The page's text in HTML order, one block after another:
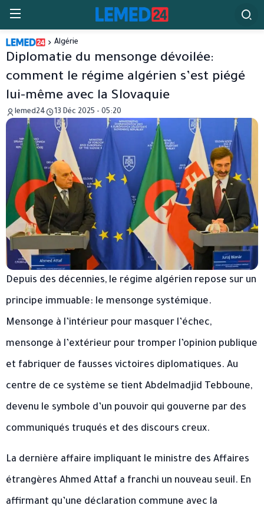
Algérie
Diplomatie du mensonge dévoilée:
comment le régime algérien s’est piégé
lui-même avec la Slovaquie
lemed24 13 Déc 2025 - 05:20
Depuis des décennies, le régime algérien repose sur un
principe immuable: le mensonge systémique.
Mensonge à l’intérieur pour masquer l’échec,
mensonge à l’extérieur pour tromper l’opinion publique
et fabriquer de fausses victoires diplomatiques. Au
centre de ce système se tient Abdelmadjid Tebboune,
devenu le symbole d’un pouvoir qui gouverne par des
communiqués truqués et des discours creux.
La dernière affaire impliquant le ministre des Affaires
étrangères Ahmed Attaf a franchi un nouveau seuil. En
affirmant qu’une déclaration commune avec la